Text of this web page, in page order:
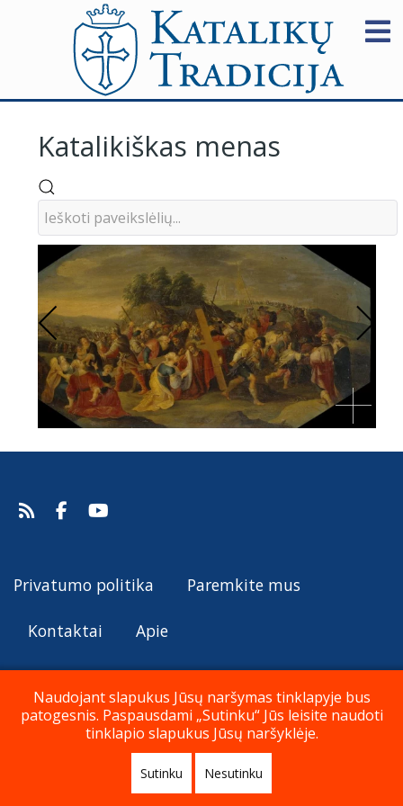
Katalikiškas menas
Privatumo politika Paremkite mus
Kontaktai Apie
© Katalikų Tradicija 2019 - 2026
Į viršų
Naudojant slapukus Jūsų naršymas tinklapyje bus
patogesnis. Paspausdami „Sutinku“ Jūs leisite naudoti
tinklapio slapukus Jūsų naršyklėje.
Sutinku Nesutinku